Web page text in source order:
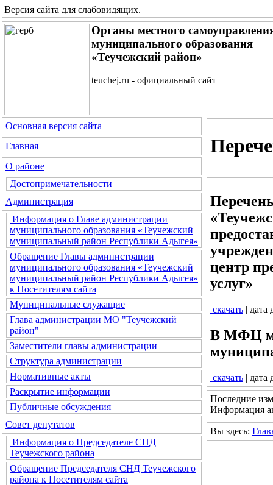
Версия сайта для слабовидящих.
Органы местного
муниципального образования
«Теучежский район»
teuchej.ru - официальный сайт
Основная версия сайта
Главная
О районе
Достопримечательности
Администрация
Информация о Главе администрации
муниципального образования «Теучежский
муниципальный район Республики Адыгея»
Обращение Главы администрации
муниципального образования «Теучежский
муниципальный район Республики Адыгея»
к Посетителям сайта
Муниципальные служащие
Глава администрации МО "Теучежский
район"
Заместители главы администрации
Структура администрации
Нормативные акты
Раскрытие информации
Публичные обсуждения
Совет депутатов
Информация о Председателе СНД
Теучежского района
Обращение Председателя СНД Теучежского
района к Посетителям сайта
центр
услуг»
скачать | дата
В МФЦ
скачать | дата
Последние
Информация
Вы здесь: